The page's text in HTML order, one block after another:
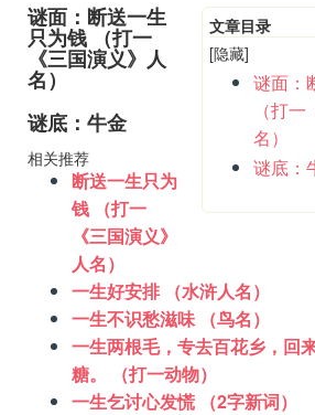
文章目录
[隐藏]
谜面：
（打
名）
谜底：
谜面：断送一生
只为钱 （打一
《三国演义》人
名）
谜底：牛金
相关推荐
断送一生只为
钱 （打一
《三国演义》
人名）
一生好安排 （水浒人名）
一生不识愁滋味 （鸟名）
一生两根毛，专去百花乡，回
糖。 （打一动物）
一生乞讨心发慌 （2字新词）